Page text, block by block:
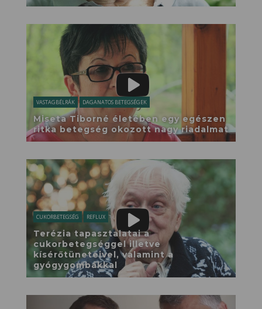
VASTAGBÉLRÁK DAGANATOS BETEGSÉGEK
Miseta Tiborné életében egy egészen
ritka betegség okozott nagy riadalmat
CUKORBETEGSÉG REFLUX
Terézia tapasztalatai a
cukorbetegséggel illetve
kísérőtüneteivel, valamint a
gyógygombákkal